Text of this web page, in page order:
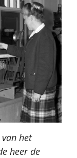
het
heer de